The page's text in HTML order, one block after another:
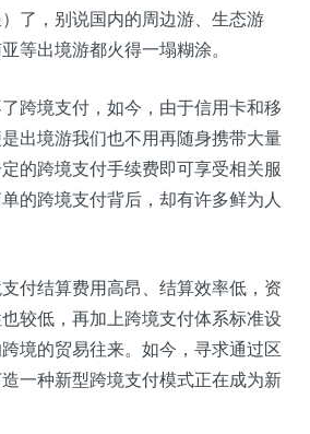
了，别说国内的周边游、生态游
等出境游都火得一塌糊涂。
跨境支付，如今，由于信用卡和移
出境游我们也不用再随身携带大量
的跨境支付手续费即可享受相关服
的跨境支付背后，却有许多鲜为人
付结算费用高昂、结算效率低，资
较低，再加上跨境支付体系标准设
境的贸易往来。如今，寻求通过区
一种新型跨境支付模式正在成为新